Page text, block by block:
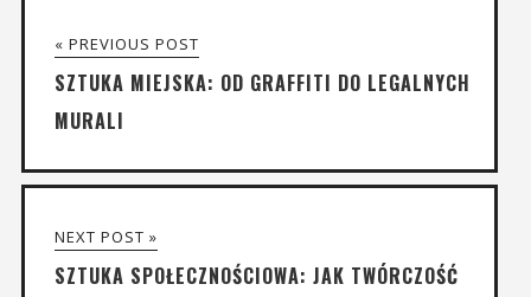
« PREVIOUS POST
SZTUKA MIEJSKA: OD GRAFFITI DO LEGALNYCH
MURALI
NEXT POST »
SZTUKA SPOŁECZNOŚCIOWA: JAK TWÓRCZOŚĆ